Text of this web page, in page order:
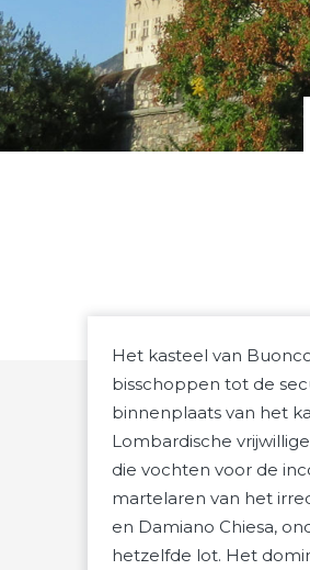
Het kasteel van
bisschoppen tot de
binnenplaats van het
Lombardische
die vochten voor de
martelaren van het
en Damiano Chiesa,
hetzelfde lot. Het